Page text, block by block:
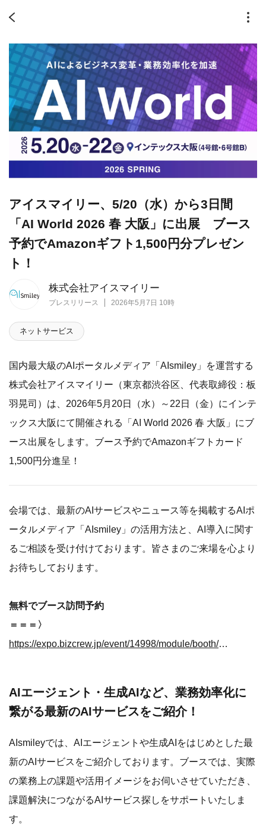
株式会社アイスマイリー
プレスリリース 2026年5月7日 10時
アイスマイリー、5/20（水）から3日間
「AI World 2026 春 大阪」に出展 ブース
予約でAmazonギフト1,500円分プレゼン
ト！
ネットサービス
国内最大級のAIポータルメディア「AIsmiley」を運営する
株式会社アイスマイリー（東京都渋谷区、代表取締役：板
羽晃司）は、2026年5月20日（水）～22日（金）にインテ
ックス大阪にて開催される「AI World 2026 春 大阪」にブ
ース出展をします。ブース予約でAmazonギフトカード
1,500円分進呈！
会場では、最新のAIサービスやニュース等を掲載するAIポ
ータルメディア「AIsmiley」の活用方法と、AI導入に関す
るご相談を受け付けております。皆さまのご来場を心より
お待ちしております。
無料でブース訪問予約
＝＝＝〉
https://expo.bizcrew.jp/event/14998/module/booth/387573/409305
AIエージェント・生成AIなど、業務効率化に
繋がる最新のAIサービスをご紹介！
AIsmileyでは、AIエージェントや生成AIをはじめとした最
新のAIサービスをご紹介しております。ブースでは、実際
の業務上の課題や活用イメージをお伺いさせていただき、
課題解決につながるAIサービス探しをサポートいたしま
す。